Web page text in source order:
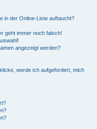
in der Online-Liste auftaucht?
geht immer noch falsch!
angezeigt werden?
werde ich aufgefordert, mich